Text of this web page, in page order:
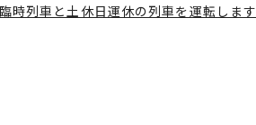
臨時列車と土休日運休の列車を運転します